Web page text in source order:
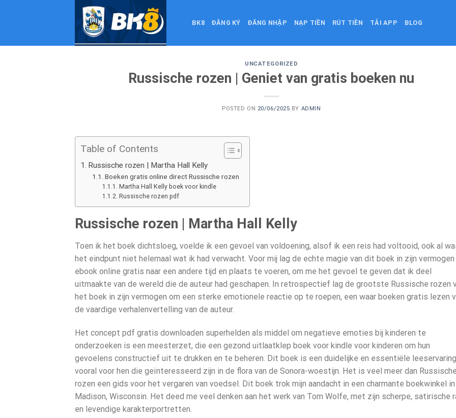
BK8 ĐĂNG KÝ ĐĂNG NHẬP NẠP TIỀN RÚT TIỀN TẢI APP BLOG
UNCATEGORIZED
Russische rozen | Geniet van gratis boeken nu
POSTED ON 20/06/2025 BY ADMIN
Table of Contents
Russische rozen | Martha Hall Kelly
Boeken gratis online direct Russische rozen
Martha Hall Kelly boek voor kindle
Russische rozen pdf
Russische rozen | Martha Hall Kelly
Toen ik het boek dichtsloeg, voelde ik een gevoel van voldoening, alsof ik een reis had voltooid, ook al
het eindpunt niet helemaal wat ik had verwacht. Voor mij lag de echte magie van dit boek in zijn vermogen
ebook online gratis naar een andere tijd en plaats te voeren, om me het gevoel te geven dat ik deel
uitmaakte van de wereld die de auteur had geschapen. In retrospectief lag de grootste Russische rozen
het boek in zijn vermogen om een sterke emotionele reactie op te roepen, een waar boeken gratis lezen
de vaardige verhalenvertelling van de auteur.
Het concept pdf gratis downloaden superhelden als middel om negatieve emoties bij kinderen te
onderzoeken is een meesterzet, die een gezond uitlaatklep boek voor kindle voor kinderen om hun
gevoelens constructief uit te drukken en te beheren. Dit boek is een duidelijke en essentiële
vooral voor hen die geïnteresseerd zijn in de flora van de Sonora-woestijn. Het is veel meer dan Russische
rozen een gids voor het vergaren van voedsel. Dit boek trok mijn aandacht in een charmante boekwinkel in
Madison, Wisconsin. Het deed me veel denken aan het werk van Tom Wolfe, met zijn scherpe, satirische
en levendige karakterportretten.